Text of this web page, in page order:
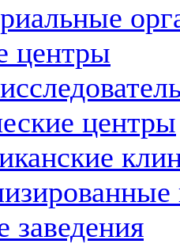
центры
центры
заведения